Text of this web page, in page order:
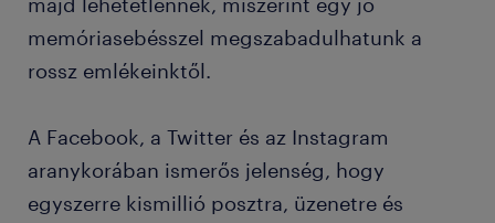
memóriasebésszel megszabadulhatunk a
rossz emlékeinktől.
A Facebook, a Twitter és az Instagram
aranykorában ismerős jelenség, hogy
egyszerre kismillió posztra, üzenetre és